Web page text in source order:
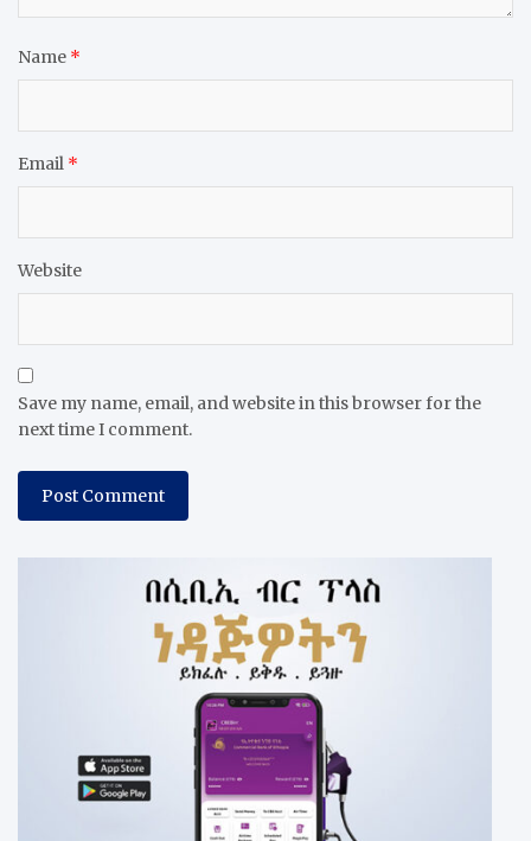
Name *
Email *
Website
Save my name, email, and website in this browser for the
next time I comment.